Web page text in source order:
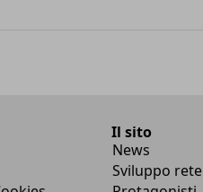
di Château de Fargues
Il sito
News
Sviluppo rete